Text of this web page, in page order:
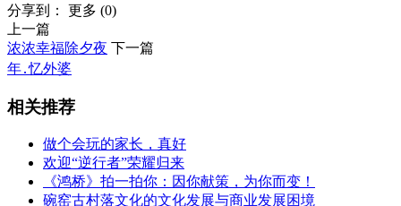
分享到： 更多 (0)
上一篇
浓浓幸福除夕夜 下一篇
年․忆外婆
相关推荐
做个会玩的家长，真好
欢迎“逆行者”荣耀归来
《鸿桥》拍一拍你：因你献策，为你而变！
碗窑古村落文化的文化发展与商业发展困境